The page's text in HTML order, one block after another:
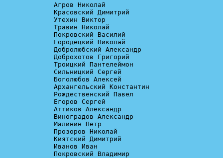
Агров Николай
Красовский Димитрий
Утехин Виктор
Травин Николай
Покровский Василий
Городецкий Николай
Добролюбский Александр
Доброхотов Григорий
Троицкий Пантелеймон
Сильницкий Сергей
Боголюбов Алексей
Архангельский Константин
Рождественский Павел
Егоров Сергей
Аттиков Александр
Виноградов Александр
Малинин Петр
Прозоров Николай
Киятский Димитрий
Иванов Иван
Покровский Владимир